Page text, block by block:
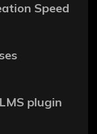
Speed
plugin